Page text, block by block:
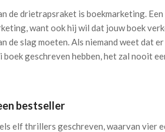
de drietrapsraket is boekmarketing.
want ook hij wil dat jouw boek
de slag moeten. Als niemand weet dat
boek geschreven hebben, het zal nooit
bestseller
elf thrillers geschreven, waarvan vier